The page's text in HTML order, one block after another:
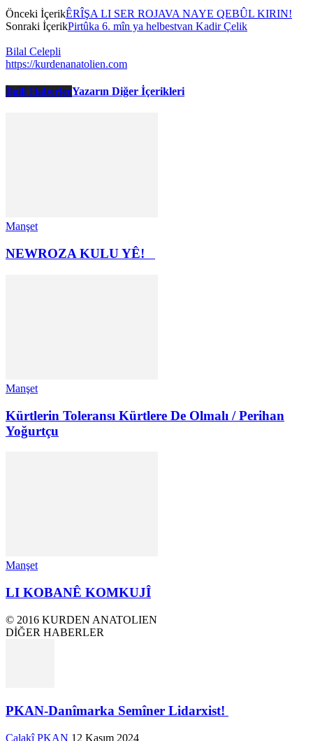
Önceki İçerikÊRÎŞA LI SER ROJAVA NAYE QEBÛL KIRIN!
Sonraki İçerikPirtûka 6. mîn ya helbestvan Kadir Çelik
Bilal Celepli
https://kurdenanatolien.com
İlgili HaberlerYazarın Diğer İçerikleri
Manşet
NEWROZA KULU YÊ!
Manşet
Kürtlerin Toleransı Kürtlere De Olmalı / Perihan
Yoğurtçu
Manşet
LI KOBANÊ KOMKUJÎ
© 2016 KURDEN ANATOLIEN
DİĞER HABERLER
PKAN-Danîmarka Semîner Lidarxist!
Çalakî PKAN 12 Kasım 2024